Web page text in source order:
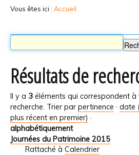
Vous êtes ici : Accueil
Résultats de
Il y a 3 éléments qui correspondent à
recherche. Trier par pertinence · date
plus récent en premier) ·
alphabétiquement
Journées du Patrimoine 2015
Rattaché à Calendrier